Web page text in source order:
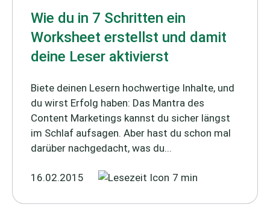
Wie du in 7 Schritten ein
Worksheet erstellst und damit
deine Leser aktivierst
Biete deinen Lesern hochwertige Inhalte, und
du wirst Erfolg haben: Das Mantra des
Content Marketings kannst du sicher längst
im Schlaf aufsagen. Aber hast du schon mal
darüber nachgedacht, was du...
16.02.2015 7 min